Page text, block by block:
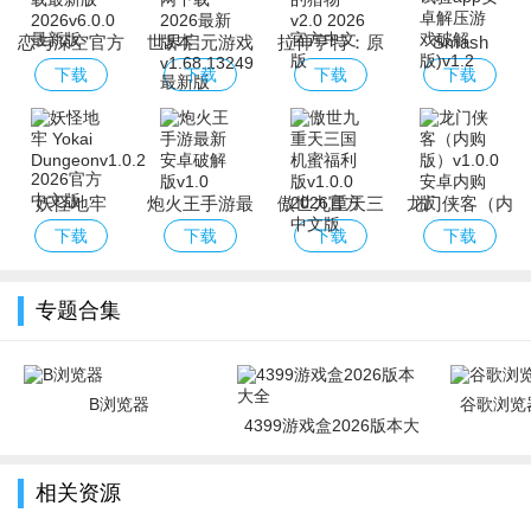
恋与深空官方
下载最新版
下载
世界启元游戏
官网下载2026
最新版本
下载
拉伸亨特：原
始的猎物
下载
Smash
Test(粉碎试验
app安卓解压
游戏破解版)
下载
妖怪地牢
Yokai
下载
炮火王手游最
新安卓破解版
下载
傲世九重天三
国机蜜福利版
下载
龙门侠客（内
购版）
下载
专题合集
B浏览器
4399游戏盒2026版本大
谷歌浏览
相关资源